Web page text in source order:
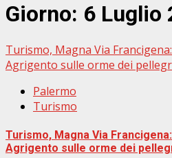
Giorno: 6 Luglio
Turismo, Magna Via
Agrigento sulle orme dei
Palermo
Turismo
Turismo, Magna Via
Agrigento sulle orme dei